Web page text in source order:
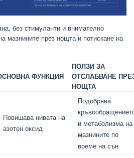
без стимуланти и внимателно
мазнините през нощта и потискане на
ФУНКЦИЯ
ПОЛЗИ ЗА
ОТСЛАБВАНЕ
НОЩТА
Повишава нивата на
азотен оксид
Подобрява
и метаболизма на
мазнините по
време на сън